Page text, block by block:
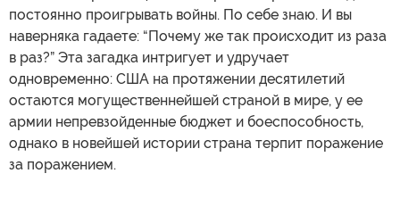
постоянно проигрывать войны. По себе знаю. И вы
наверняка гадаете: “Почему же так происходит из раза
в раз?” Эта загадка интригует и удручает
одновременно: США на протяжении десятилетий
остаются могущественнейшей страной в мире, у ее
армии непревзойденные бюджет и боеспособность,
однако в новейшей истории страна терпит поражение
за поражением.